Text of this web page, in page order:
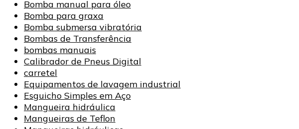
Bomba manual para óleo
Bomba para graxa
Bomba submersa vibratória
Bombas de Transferência
bombas manuais
Calibrador de Pneus Digital
carretel
Equipamentos de lavagem industrial
Esguicho Simples em Aço
Mangueira hidráulica
Mangueiras de Teflon